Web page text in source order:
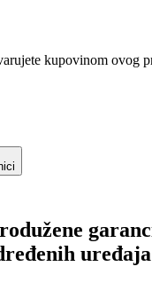
kupovinom ovog